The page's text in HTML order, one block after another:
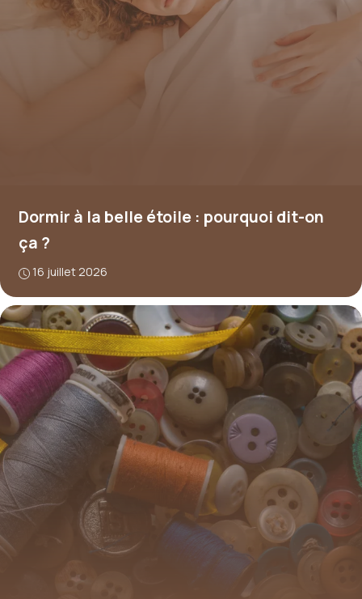
Dormir à la belle étoile : pourquoi dit-on
ça ?
16 juillet 2026